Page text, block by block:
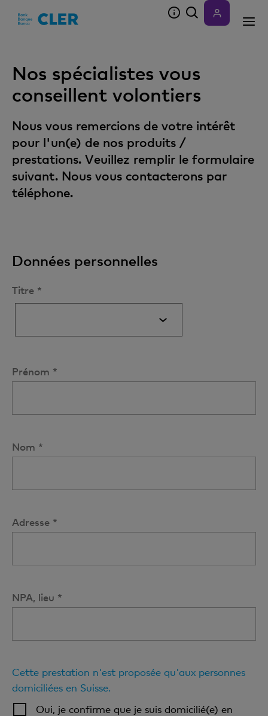
Nos spécialistes vous
conseillent volontiers
Nous vous remercions de votre intérêt
pour l'un(e) de nos produits /
prestations. Veuillez remplir le formulaire
suivant. Nous vous contacterons par
téléphone.
Données personnelles
Titre *
Prénom *
Nom *
Adresse *
NPA, lieu *
Cette prestation n'est proposée qu'aux personnes
domiciliées en Suisse.
Oui, je confirme que je suis domicilié(e) en